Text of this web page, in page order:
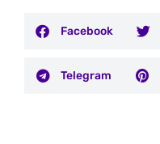
Facebook
Telegram